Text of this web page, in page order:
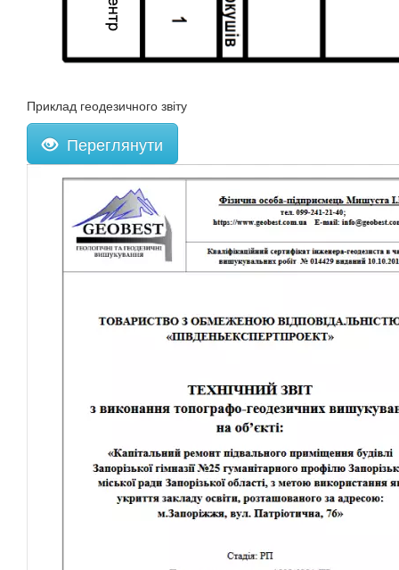
Приклад геодезичного звіту
Переглянути